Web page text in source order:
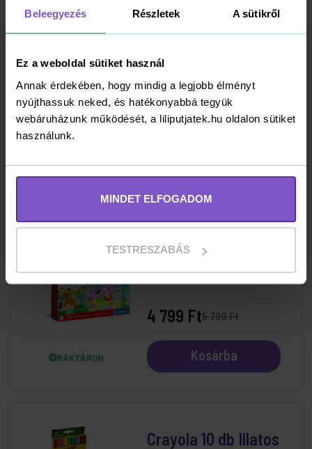
Beleegyezés Részletek A sütikről
Ez a weboldal sütiket használ
Annak érdekében, hogy mindig a legjobb élményt
nyújthassuk neked, és hatékonyabbá tegyük
webáruházunk működését, a liliputjatek.hu oldalon sütiket
használunk.
MINDET ELFOGADOM
TESTRESZABÁS
Krétatábla szett
29x21 cm
1 990 Ft
Kosárba
-17%
RAKTÁRON
Clementoni
Sapientino - 1000
5 790 Ft
4 799 Ft
Kosárba
Crayola 10 db Illatos